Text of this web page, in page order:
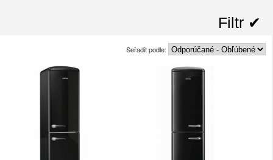
Filtr ✔︎
Seřadit podle: